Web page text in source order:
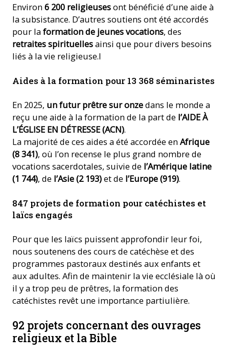
Environ6 200 religieusesont bénéficié d’une aide à
la subsistance. D’autres soutiens ont été accordés
pour laformation de jeunes vocations, des
retraites spirituellesainsi que pour divers besoins
liés à la vie religieuse.l
Aides à la formation pour 13 368 séminaristes
En 2025, un futur prêtre sur onzedans le monde a
reçu une aide à la formation de la part de l’AIDE À
L’ÉGLISE EN DÉTRESSE (ACN).
La majorité de ces aides a été accordée enAfrique
(8 341), où l’on recense le plus grand nombre de
vocations sacerdotales, suivie de l’Amérique latine
(1 744), de l’Asie (2 193)et de l’Europe (919).
847 projets de formation pour catéchistes et
laïcs engagés
Pour que les laïcs puissent approfondir leur foi,
nous soutenens des cours de catéchèse et des
programmes pastoraux destinés aux enfants et
aux adultes. Afin de maintenir la vie ecclésiale là où
il y a trop peu de prêtres, la formation des
catéchistes revêt une importance partiulière.
92 projets concernant des ouvrages
religieux et la Bible